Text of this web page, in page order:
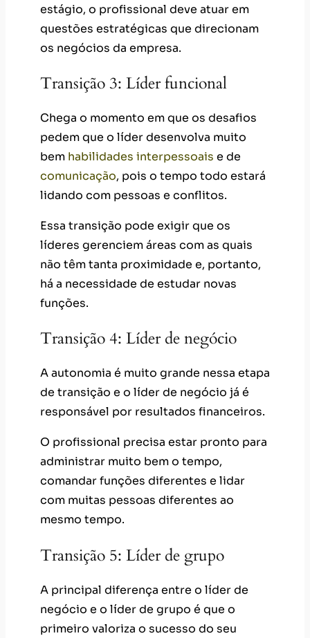
estágio, o profissional deve atuar em
questões estratégicas que direcionam
os negócios da empresa.
Transição 3: Líder funcional
Chega o momento em que os desafios
pedem que o líder desenvolva muito
bem habilidades interpessoais e de
comunicação, pois o tempo todo estará
lidando com pessoas e conflitos.
Essa transição pode exigir que os
líderes gerenciem áreas com as quais
não têm tanta proximidade e, portanto,
há a necessidade de estudar novas
funções.
Transição 4: Líder de negócio
A autonomia é muito grande nessa etapa
de transição e o líder de negócio já é
responsável por resultados financeiros.
O profissional precisa estar pronto para
administrar muito bem o tempo,
comandar funções diferentes e lidar
com muitas pessoas diferentes ao
mesmo tempo.
Transição 5: Líder de grupo
A principal diferença entre o líder de
negócio e o líder de grupo é que o
primeiro valoriza o sucesso do seu